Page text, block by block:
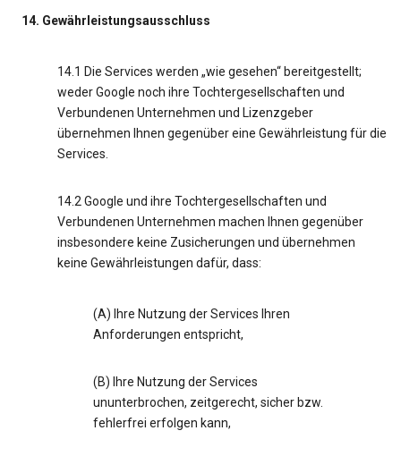
14. Gewährleistungsausschluss
14.1 Die Services werden „wie gesehen“ bereitgestellt;
weder Google noch ihre Tochtergesellschaften und
Verbundenen Unternehmen und Lizenzgeber
übernehmen Ihnen gegenüber eine Gewährleistung für die
Services.
14.2 Google und ihre Tochtergesellschaften und
Verbundenen Unternehmen machen Ihnen gegenüber
insbesondere keine Zusicherungen und übernehmen
keine Gewährleistungen dafür, dass:
(A) Ihre Nutzung der Services Ihren
Anforderungen entspricht,
(B) Ihre Nutzung der Services
ununterbrochen, zeitgerecht, sicher bzw.
fehlerfrei erfolgen kann,